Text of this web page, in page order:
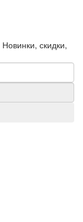
Новинки, скидки,